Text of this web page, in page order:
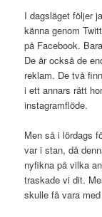
I dagsläget följer
känna genom
på Facebook.
De är också de
reklam. De två
i ett annars rätt
instagramflöde.
Men så i lördags
var i stan, då
nyfikna på vilka
traskade vi dit.
skulle få vara